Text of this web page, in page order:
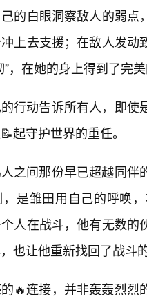
的白眼洞察敌人的弱
上去支援；在敌人发
”，在她的身上得到了完
行动告诉所有人，即使
起守护世界的重任。
之间那份早已超越同
是雏田用自己的呼唤
人在战斗，他有无数
也让他重新找回了战斗
🔥连接，并非轰轰烈烈